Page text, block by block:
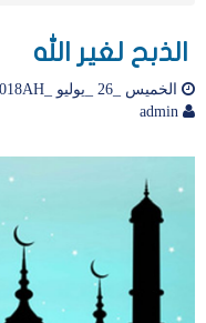
الذبح لغير الله
الخميس _26 _يوليو _2018AH